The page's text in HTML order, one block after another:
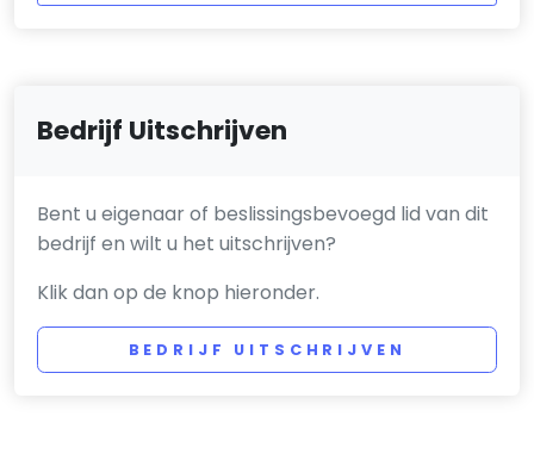
Bedrijf Uitschrijven
Bent u eigenaar of beslissingsbevoegd lid van dit
bedrijf en wilt u het uitschrijven?
Klik dan op de knop hieronder.
BEDRIJF UITSCHRIJVEN